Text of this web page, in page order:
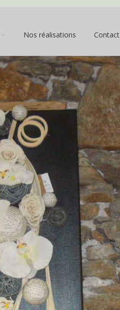
Nos réalisations Contact